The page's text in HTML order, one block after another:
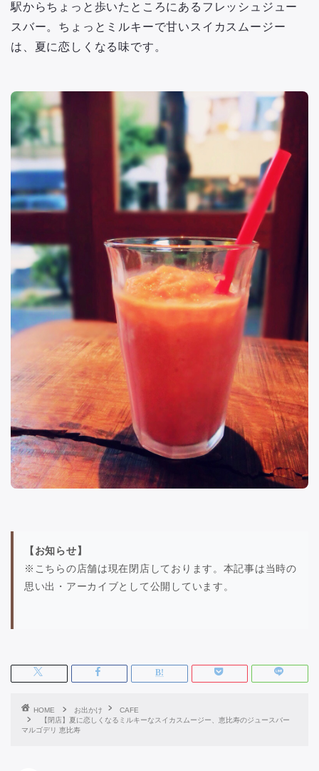
駅からちょっと歩いたところにあるフレッシュジュー
スバー。ちょっとミルキーで甘いスイカスムージー
は、夏に恋しくなる味です。
【お知らせ】
※こちらの店舗は現在閉店しております。本記事は当時の
思い出・アーカイブとして公開しています。
HOME お出かけ
CAFE
【閉店】夏に恋しくなるミルキーなスイカスムージー、恵比寿のジュースバー
マルゴデリ 恵比寿